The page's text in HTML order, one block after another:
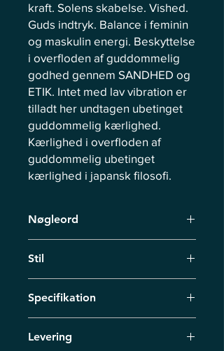
kraft. Solens skabelse. Vished.
Guds indtryk. Balance i feminin
og maskulin energi. Beskyttelse
i overfloden af guddommelig
godhed gennem SANDHED og
ETIK. Intet med lav vibration er
tilladt her undtagen ubetinget
guddommelig kærlighed.
Kærlighed i overfloden af
guddommelig ubetinget
kærlighed i japansk filosofi.
Nøgleord
Ubetinget kærlighed, Guld, Overflod,
Stil
rigdom, balance i at give og tage,
samtidsmaleri, geometri, symbolisme,
Specifikation
akryl på lærred.
Levering